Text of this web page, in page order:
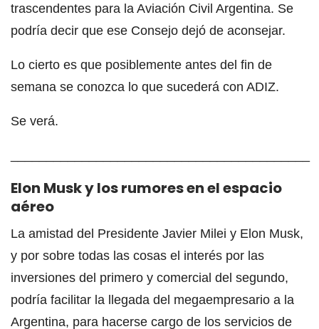
trascendentes para la Aviación Civil Argentina. Se
podría decir que ese Consejo dejó de aconsejar.
Lo cierto es que posiblemente antes del fin de
semana se conozca lo que sucederá con ADIZ.
Se verá.
Elon Musk y los rumores en el espacio
aéreo
La amistad del Presidente Javier Milei y Elon Musk,
y por sobre todas las cosas el interés por las
inversiones del primero y comercial del segundo,
podría facilitar la llegada del megaempresario a la
Argentina, para hacerse cargo de los servicios de